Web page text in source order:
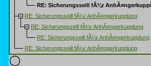
RE: Sicherungsseill fÃ¼r
RE: Sicherungsseill fÃ¼r AnhÃ¤ngerkupplung
RE: Sicherungsseill fÃ¼r AnhÃ¤ngerkupplung
RE: Sicherungsseill fÃ¼r AnhÃ¤ngerkupplung
RE: Sicherungsseill fÃ¼r AnhÃ¤ngerkupplung